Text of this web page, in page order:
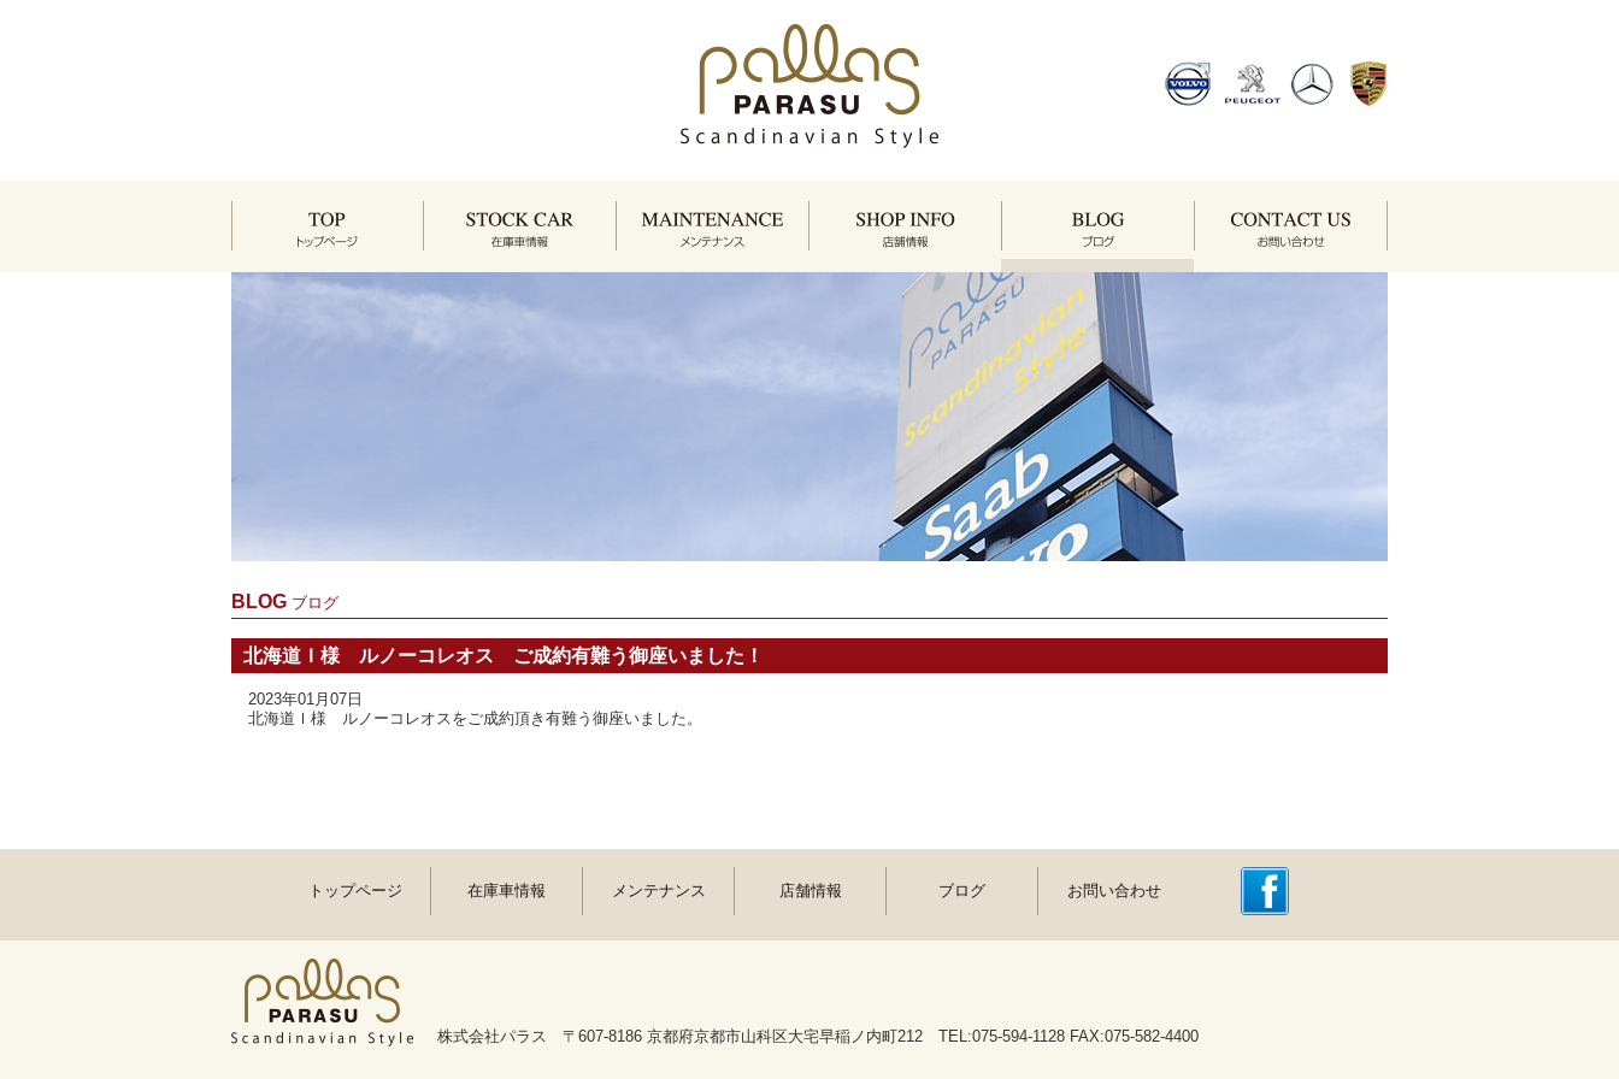
BLOG ブログ
北海道Ｉ様 ルノーコレオス ご成約有難う御座いました！
2023年01月07日
北海道Ｉ様 ルノーコレオスをご成約頂き有難う御座いました。
トップページ 在庫車情報 メンテナンス 店舗情報 ブログ お問い合わせ
株式会社パラス 〒607-8186 京都府京都市山科区大宅早稲ノ内町212 TEL:075-594-1128 FAX:075-582-4400